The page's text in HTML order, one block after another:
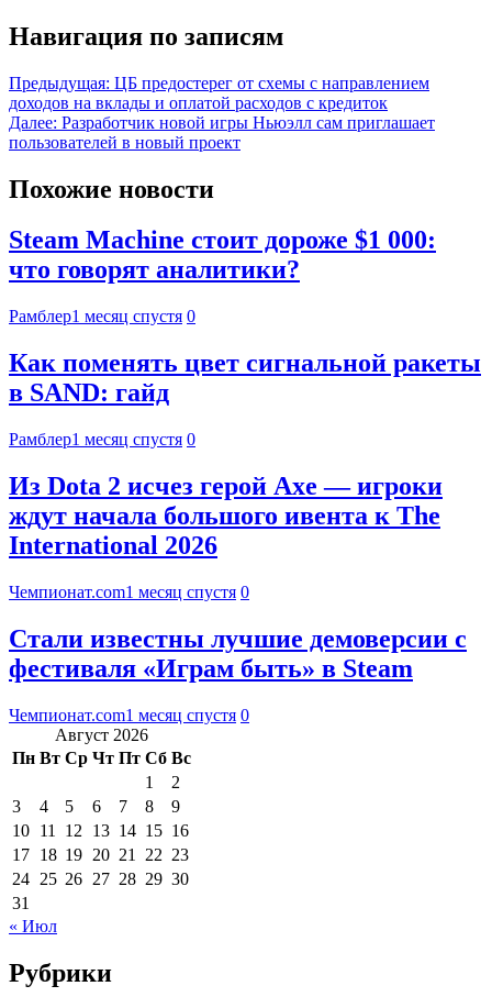
Навигация по записям
Предыдущая: ЦБ предостерег от схемы с направлением
доходов на вклады и оплатой расходов с кредиток
Далее: Разработчик новой игры Ньюэлл сам приглашает
пользователей в новый проект
Похожие новости
Steam Machine стоит дороже $1 000:
что говорят аналитики?
Рамблер1 месяц спустя 0
Как поменять цвет сигнальной ракеты
в SAND: гайд
Рамблер1 месяц спустя 0
Из Dota 2 исчез герой Axe — игроки
ждут начала большого ивента к The
International 2026
Чемпионат.com1 месяц спустя 0
Стали известны лучшие демоверсии с
фестиваля «Играм быть» в Steam
Чемпионат.com1 месяц спустя 0
Август 2026
Пн Вт Ср Чт Пт Сб Вс
1
2
3
4 5 6 7 8
9
10 11 12 13 14 15 16
17 18 19 20 21 22 23
24 25 26 27 28 29 30
31
« Июл
Рубрики